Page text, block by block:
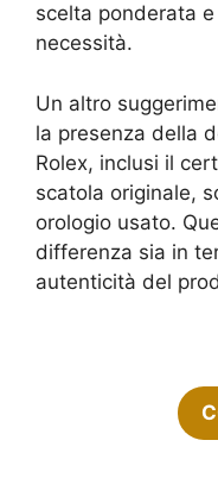
scelta ponderata
necessità.
Un altro
la presenza della
Rolex, inclusi il
scatola originale,
orologio usato.
differenza sia in
autenticità del